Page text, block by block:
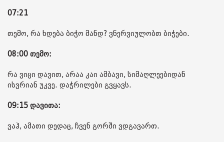
07:21
თემო, რა ხდება ბიჭო მანდ? ვნერვიულობთ ბიჭები.
08:00 თემო:
რა ვიცი დავით, არაა კაი ამბავი, სიმაღლეებიდან
ისვრიან უკვე. დაჭრილები გვყავს.
09:15 დავითა:
ვაჰ, ამათი დედაც, ჩვენ გორში ვდგავართ.